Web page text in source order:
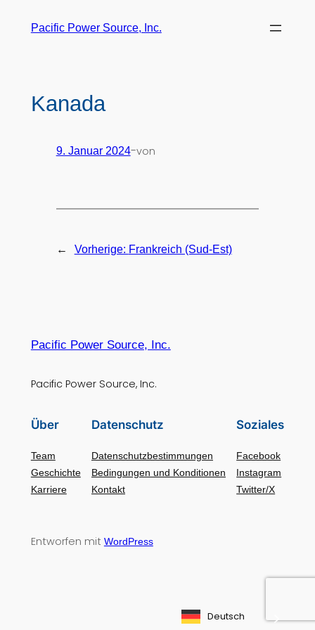
Pacific Power Source, Inc.
Kanada
9. Januar 2024-von
← Vorherige: Frankreich (Sud-Est)
Pacific Power Source, Inc.
Pacific Power Source, Inc.
Über
Team
Geschichte
Karriere
Datenschutz
Datenschutzbestimmungen
Bedingungen und Konditionen
Kontakt
Soziales
Facebook
Instagram
Twitter/X
Entworfen mit WordPress
Deutsch